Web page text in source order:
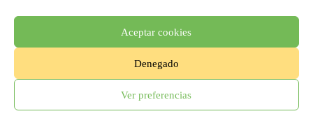
Aceptar cookies
Denegado
Ver preferencias
inventtatte es Marketing Online Sevilla
mucho más. @2022